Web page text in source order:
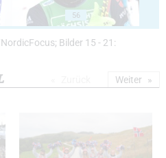
56
Bilder 15 - 21:
Weiter